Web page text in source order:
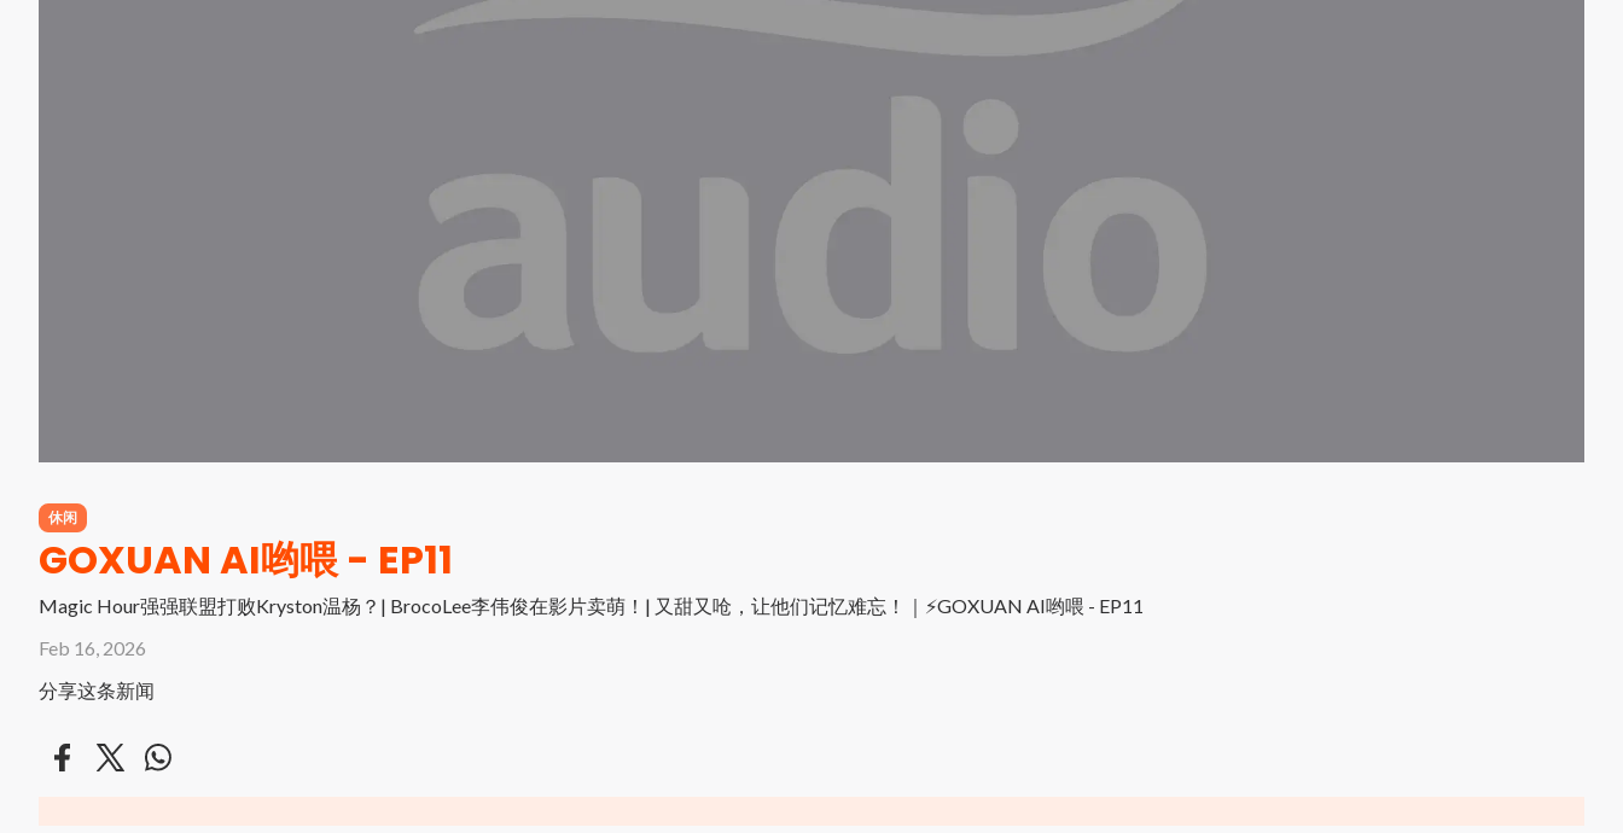
休闲
GOXUAN AI哟喂 - EP11
Magic Hour强强联盟打败Kryston温杨？| BrocoLee李伟俊在影片卖萌！| 又甜又呛，让他们记忆难忘！｜⚡️GOXUAN AI哟喂 - EP11
Feb 16, 2026
分享这条新闻